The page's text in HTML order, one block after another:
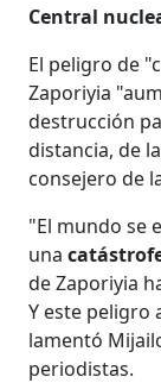
Central
El peligro de
Zaporiyia
destrucción
distancia, de
consejero de
"El mundo se
una
de Zaporiyia
Y este peligro
lamentó
periodistas.